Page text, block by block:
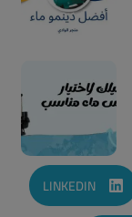
LINKEDIN